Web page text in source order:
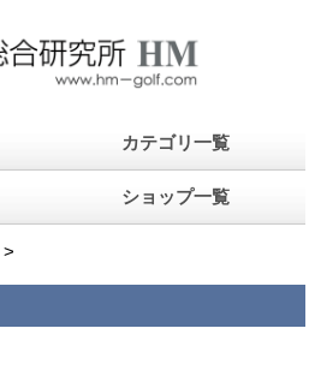
カテゴリ一覧
ショップ一覧
>